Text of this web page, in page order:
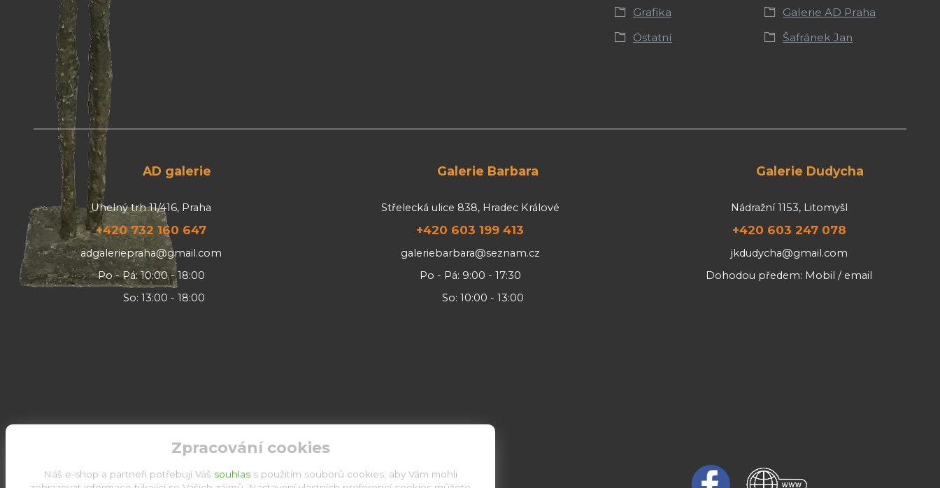
Grafika
Galerie AD Praha
Ostatní
Šafránek Jan
AD galerie
Uhelný trh 11/416, Praha
+420 732 160 647
adgaleriepraha@gmail.com
Po - Pá: 10:00 - 18:00
So: 13:00 - 18:00
Galerie Barbara
Střelecká ulice 838, Hradec Králové
+420 603 199 413
galeriebarbara@seznam.cz
Po - Pá: 9:00 - 17:30
So: 10:00 - 13:00
Galerie Dudycha
Nádražní 1153, Litomyšl
+420 603 247 078
jkdudycha@gmail.com
Dohodou předem: Mobil / email
Zpracování cookies
Náš e-shop a partneři potřebují Váš souhlas s použitím souborů cookies, aby Vám mohli